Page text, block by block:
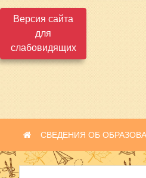
Версия сайта
для
слабовидящих
СВЕДЕНИЯ ОБ